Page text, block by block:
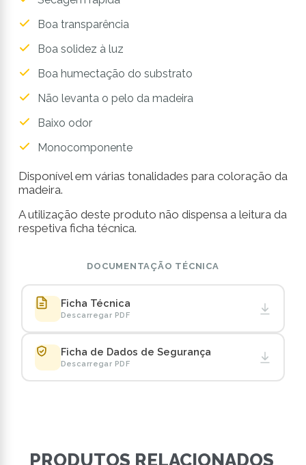
Boa transparência
Boa solidez à luz
Boa humectação do substrato
Não levanta o pelo da madeira
Baixo odor
Monocomponente
Disponível em várias tonalidades para coloração da
madeira.
A utilização deste produto não dispensa a leitura da
respetiva ficha técnica.
DOCUMENTAÇÃO TÉCNICA
Ficha Técnica
Descarregar PDF
Ficha de Dados de Segurança
Descarregar PDF
PRODUTOS RELACIONADOS